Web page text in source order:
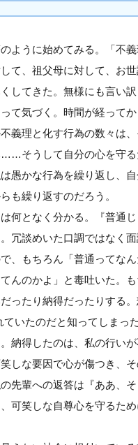
ように始めてみる。「不義
て、祖父母に対して、お
してきた。無様にも言い
て気づく。時間が経ってか
義理と化す行為の数々は、
そうして自分の心を守る
愚かな行為を繰り返し、
も繰り返すのだろう。
何となく分かる。『普通
冗談めいた口調ではなく
、もちろん「普通ってな
んのかよ」と毒吐いた。
ったり納得だったりする
ていたのだと知ってしまっ
納得したのは、私の行い
しな要因で心が傷つき、
先輩への返答は『ああ、
可笑しな自尊心を守るた